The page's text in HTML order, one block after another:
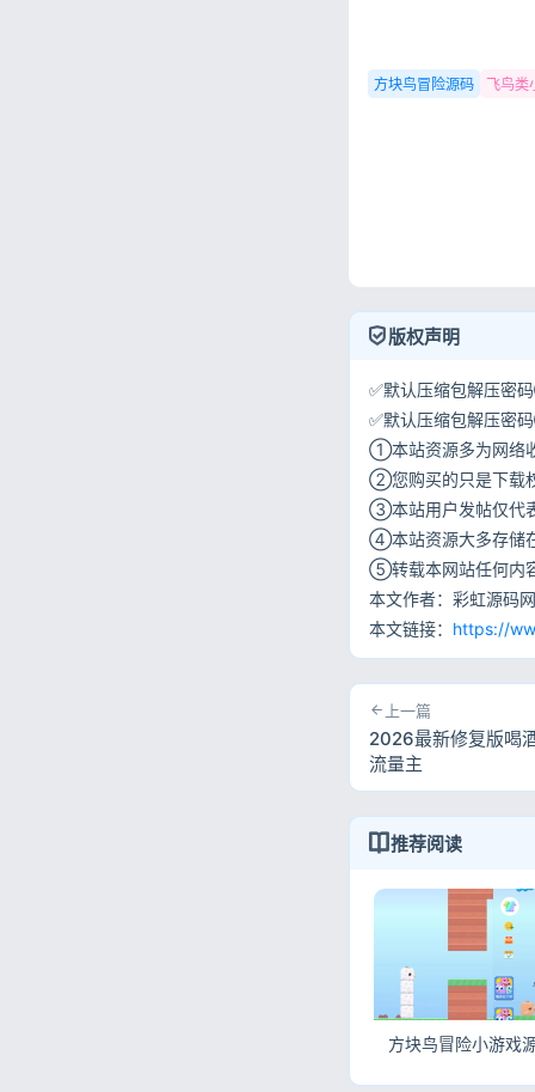
方块鸟冒险源码 飞鸟类
版权声明
✅默认压缩包解压
✅默认压缩包解压
①本站资源多为网络
②您购买的只是下载
③本站用户发帖仅代
④本站资源大多存储
⑤转载本网站任何内
本文作者：彩虹源码网
本文链接： https://
上一篇
2026最新修复版喝
流量主
推荐阅读